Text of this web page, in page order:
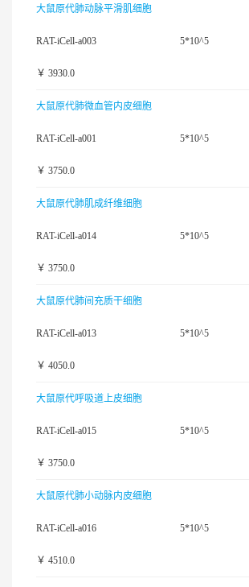
大鼠原代肺动脉平滑肌细胞
RAT-iCell-a003 5*10^5
￥ 3930.0
大鼠原代肺微血管内皮细胞
RAT-iCell-a001 5*10^5
￥ 3750.0
大鼠原代肺肌成纤维细胞
RAT-iCell-a014 5*10^5
￥ 3750.0
大鼠原代肺间充质干细胞
RAT-iCell-a013 5*10^5
￥ 4050.0
大鼠原代呼吸道上皮细胞
RAT-iCell-a015 5*10^5
￥ 3750.0
大鼠原代肺小动脉内皮细胞
RAT-iCell-a016 5*10^5
￥ 4510.0